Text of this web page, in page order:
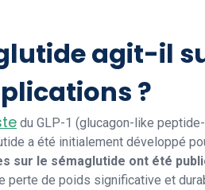
agit-il
?
du GLP-1 (glucagon-like
a été initialement développé
sur le sémaglutide ont été
perte de poids significative et